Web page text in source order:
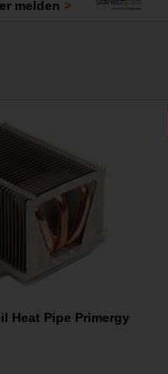
melden
Heat Pipe Primergy